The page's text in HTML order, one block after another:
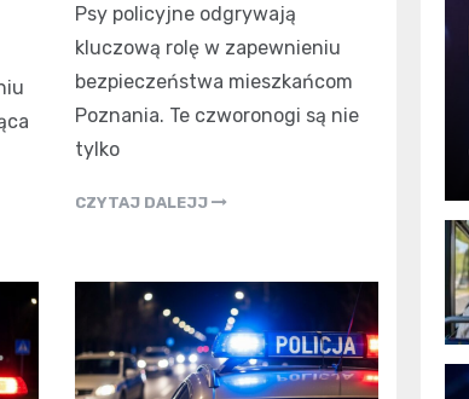
Psy policyjne odgrywają
kluczową rolę w zapewnieniu
bezpieczeństwa mieszkańcom
Poznania. Te czworonogi są nie
tylko
CZYTAJ DALEJJ